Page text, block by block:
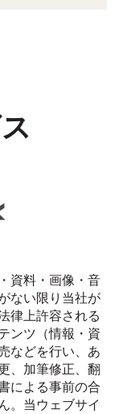
資料・画像・音
ない限り当社が
律上許容される
ンツ（情報・資
などを行い、あ
、加筆修正、翻
による事前の合
。当ウェブサイ